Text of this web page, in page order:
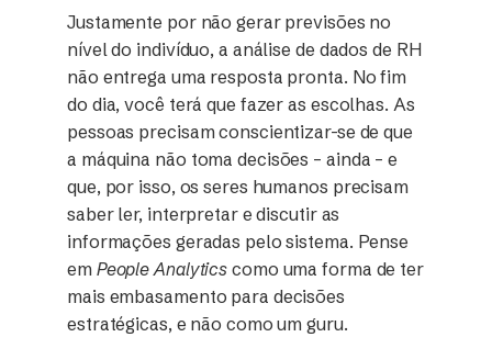
Justamente por não gerar previsões no
nível do indivíduo, a análise de dados de RH
não entrega uma resposta pronta. No fim
do dia, você terá que fazer as escolhas. As
pessoas precisam conscientizar-se de que
a máquina não toma decisões – ainda – e
que, por isso, os seres humanos precisam
saber ler, interpretar e discutir as
informações geradas pelo sistema. Pense
em People Analytics como uma forma de ter
mais embasamento para decisões
estratégicas, e não como um guru.